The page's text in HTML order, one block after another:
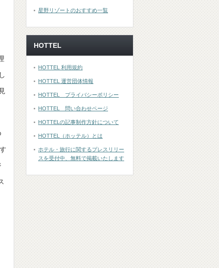
星野リゾートのおすすめ一覧
HOTTEL
HOTTEL 利用規約
HOTTEL 運営団体情報
HOTTEL プライバシーポリシー
HOTTEL 問い合わせページ
HOTTELの記事制作方針について
HOTTEL（ホッテル）とは
ホテル・旅行に関するプレスリリー
スを受付中、無料で掲載いたします